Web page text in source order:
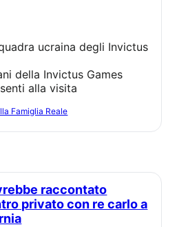
ucraina degli Invictus
della Invictus Games
alla visita
Famiglia Reale
privato con re carlo a